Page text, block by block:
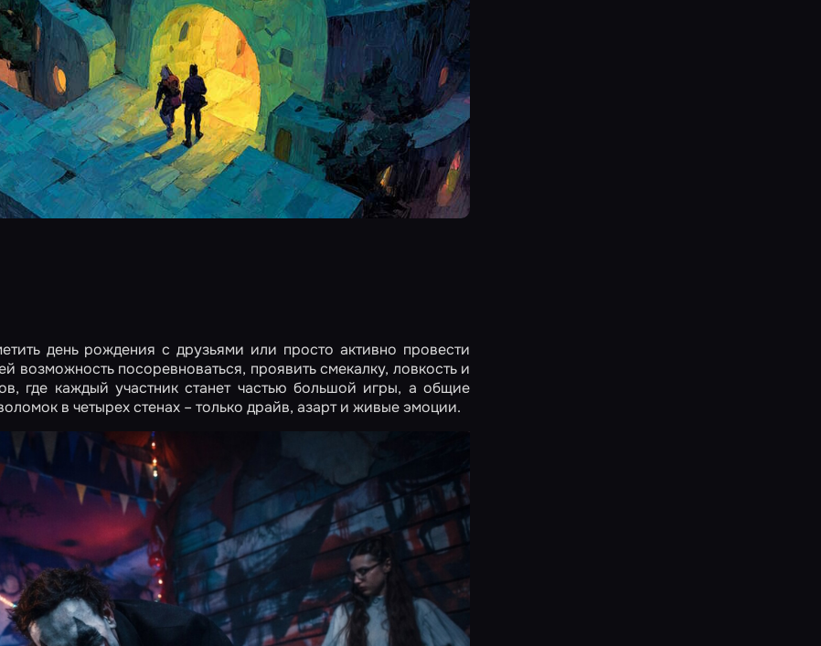
день рождения с друзьями или просто активно провести
возможность посоревноваться, проявить смекалку, ловкость и
где каждый участник станет частью большой игры, а общие
в четырех стенах – только драйв, азарт и живые эмоции.